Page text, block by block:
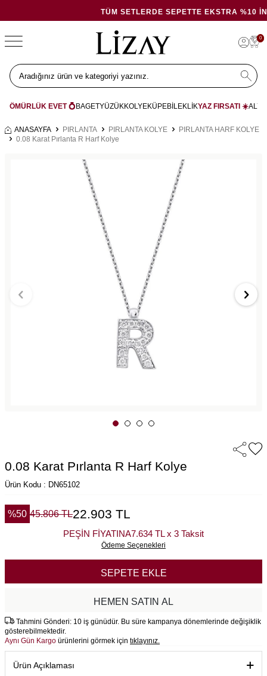
TÜM SETLERDE SEPETTE EKSTRA %10 İNDIRIM
0
ÖMÜRLÜK EVET 💍 BAGETYÜZÜKKOLYEKÜPEBİLEKLİKYAZ FIRSATI ☀️
ANASAYFA PIRLANTA PIRLANTA KOLYE
PIRLANTA HARF KOLYE
0.08 Karat Pırlanta R Harf Kolye
0.08 Karat Pırlanta R Harf Kolye
Ürün Kodu : DN65102
%50 45.806TL22.903 TL
PEŞİN FİYATINA7.634 TL x 3 Taksit
Ödeme Seçenekleri
SEPETE EKLE
HEMEN SATIN AL
Tahmini Gönderi: 10 iş günüdür. Bu süre kampanya dönemlerinde değişiklik
gösterebilmektedir.
Aynı Gün Kargo ürünlerini görmek için tıklayınız.
Ürün Açıklaması